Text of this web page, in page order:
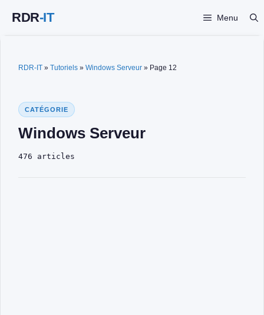
Menu
RDR-IT » Tutoriels » Windows Serveur » Page 12
CATÉGORIE
Windows Serveur
476 articles